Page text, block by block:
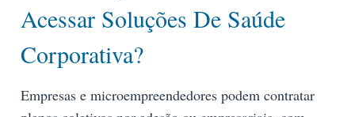
Acessar Soluções De Saúde
Corporativa?
Empresas e microempreendedores podem contratar